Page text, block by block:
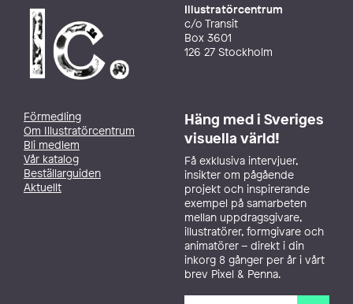
Illustratörcentrum
c/o Transit
Box 3601
126 27 Stockholm
Förmedling
Om Illustratörcentrum
Bli medlem
Vår katalog
Beställarguiden
Aktuellt
Häng med i Sveriges
visuella värld!
Få exklusiva intervjuer,
insikter om pågående
projekt och inspirerande
exempel på samarbeten
mellan uppdragsgivare,
illustratörer, formgivare och
animatörer – direkt i din
inkorg 8 gånger per år i vårt
brev Pixel & Penna.